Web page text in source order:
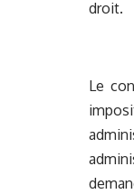
droit.
Le